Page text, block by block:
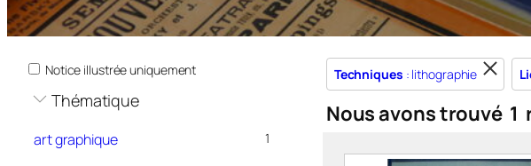
Notice illustrée uniquement
Thématique
art graphique 1
Techniques : lithographie
Nous avons trouvé 1